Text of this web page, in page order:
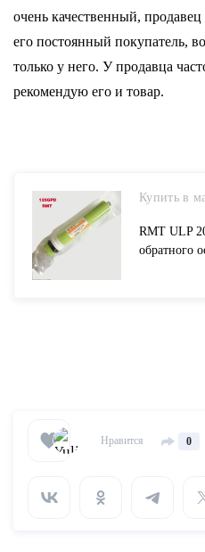
очень качественный,
его постоянный покупатель,
только у него. У продавца
рекомендую его и товар.
Купить в
RMT ULP
обратного
Нравится 0